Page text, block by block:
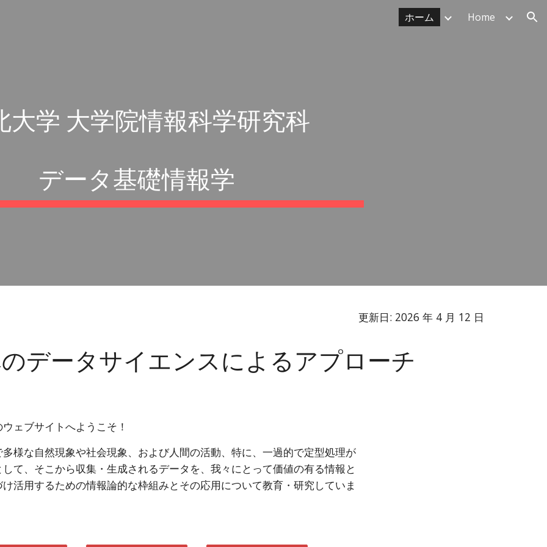
ホーム Home
大学 大学院情報科学研究科
データ基礎情報学
更新日: 2026 年 4 月 12 日
データサイエンスによるアプローチ
ェブサイトへようこそ！
様な自然現象や社会現象、および人間の活動、特に、一過的で定型処理が
て、そこから収集・生成されるデータを、我々にとって価値の有る情報と
活用するための情報論的な枠組みとその応用について教育・研究していま